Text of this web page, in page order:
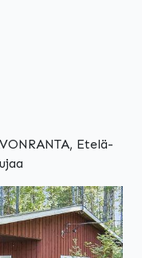
Etelä-